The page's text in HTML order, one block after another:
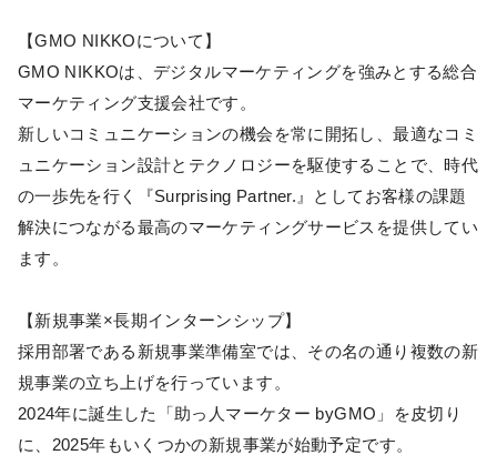
【GMO NIKKOについて】
GMO NIKKOは、デジタルマーケティングを強みとする総合
マーケティング支援会社です。
新しいコミュニケーションの機会を常に開拓し、最適なコミ
ュニケーション設計とテクノロジーを駆使することで、時代
の一歩先を行く『Surprising Partner.』としてお客様の課題
解決につながる最高のマーケティングサービスを提供してい
ます。
【新規事業×長期インターンシップ】
採用部署である新規事業準備室では、その名の通り複数の新
規事業の立ち上げを行っています。
2024年に誕生した「助っ人マーケター byGMO」を皮切り
に、2025年もいくつかの新規事業が始動予定です。